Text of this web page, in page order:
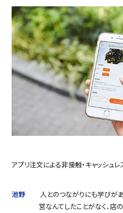
アプリ注文による非接触・キャッシュ
池野
人とのつながりにも学びが
営なんてしたことがなく、